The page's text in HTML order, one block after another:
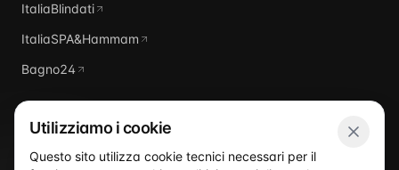
ItaliaBlindati
ItaliaSPA&Hammam
Bagno24
Utilizziamo i cookie
Questo sito utilizza cookie tecnici necessari per il